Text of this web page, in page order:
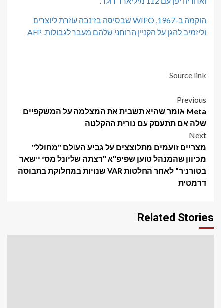
הוקמה ב-1967, WIPO שבסיסה בז'נבה עוזרת ליוצרים
וליזמים להגן על הקניין הרוחני שלהם מעבר לגבולות. AFP
Source link
Post
navigation
Previous
Meta אומר שהיא תשבית את המצלמה על המשקפיים
שלה אם תתעסק עם נורית ההקלטה
Next
מצריים זועמים מתלוצצים על גביע העולם "מחולל"
מכיוון שהמנהל טוען שפיפ"א "רצתה שליונל מסי יישאר
בטורניר" לאחר החלטות VAR שנויות במחלוקת בתבוסה
דרמטית
Related Stories